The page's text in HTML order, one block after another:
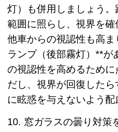
灯）も併用しましょう
範囲に照らし、視界を確
他車からの視認性も高
ランプ（後部霧灯）**が
の視認性を高めるため
だし、視界が回復した
に眩惑を与えないよう配
10. 窓ガラスの曇り対策